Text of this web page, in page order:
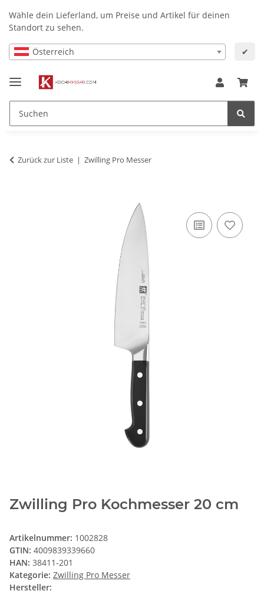
Wähle dein Lieferland, um Preise und Artikel für deinen
Standort zu sehen.
Österreich ✔
Zurück zur Liste Zwilling Pro Messer
Zwilling Pro Kochmesser 20 cm
Artikelnummer: 1002828
GTIN: 4009839339660
HAN: 38411-201
Kategorie: Zwilling Pro Messer
Hersteller: